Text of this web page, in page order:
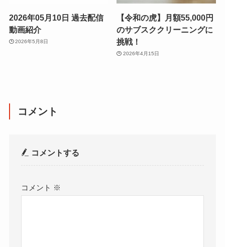
2026年05月10日 過去配信
動画紹介
2026年5月8日
【令和の虎】月額55,000円
のサブスククリーニングに
挑戦！
2026年4月15日
コメント
コメントする
コメント ※